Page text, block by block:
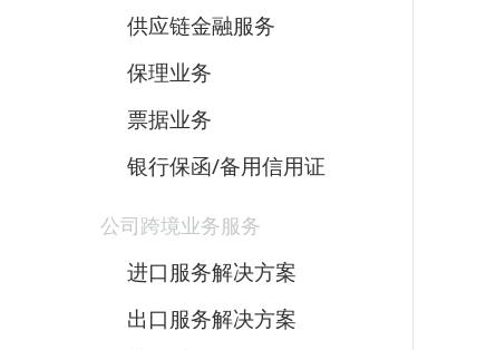
供应链金融服务
保理业务
票据业务
银行保函/备用信用证
公司跨境业务服务
进口服务解决方案
出口服务解决方案